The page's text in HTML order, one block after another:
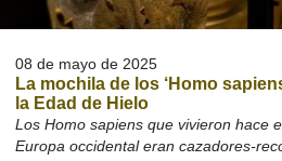
08 de mayo de 2025
La mochila de los ‘Homo
la Edad de Hielo
Los Homo sapiens que vivieron hace
Europa occidental eran cazadores-